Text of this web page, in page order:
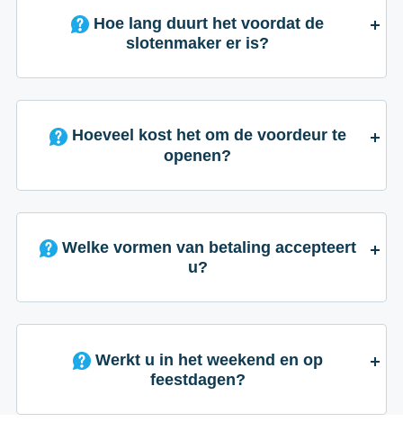
slotenmaker er is?
Hoeveel kost het om de voordeur te
openen?
Welke vormen van betaling accepteert
u?
Werkt u in het weekend en op
feestdagen?